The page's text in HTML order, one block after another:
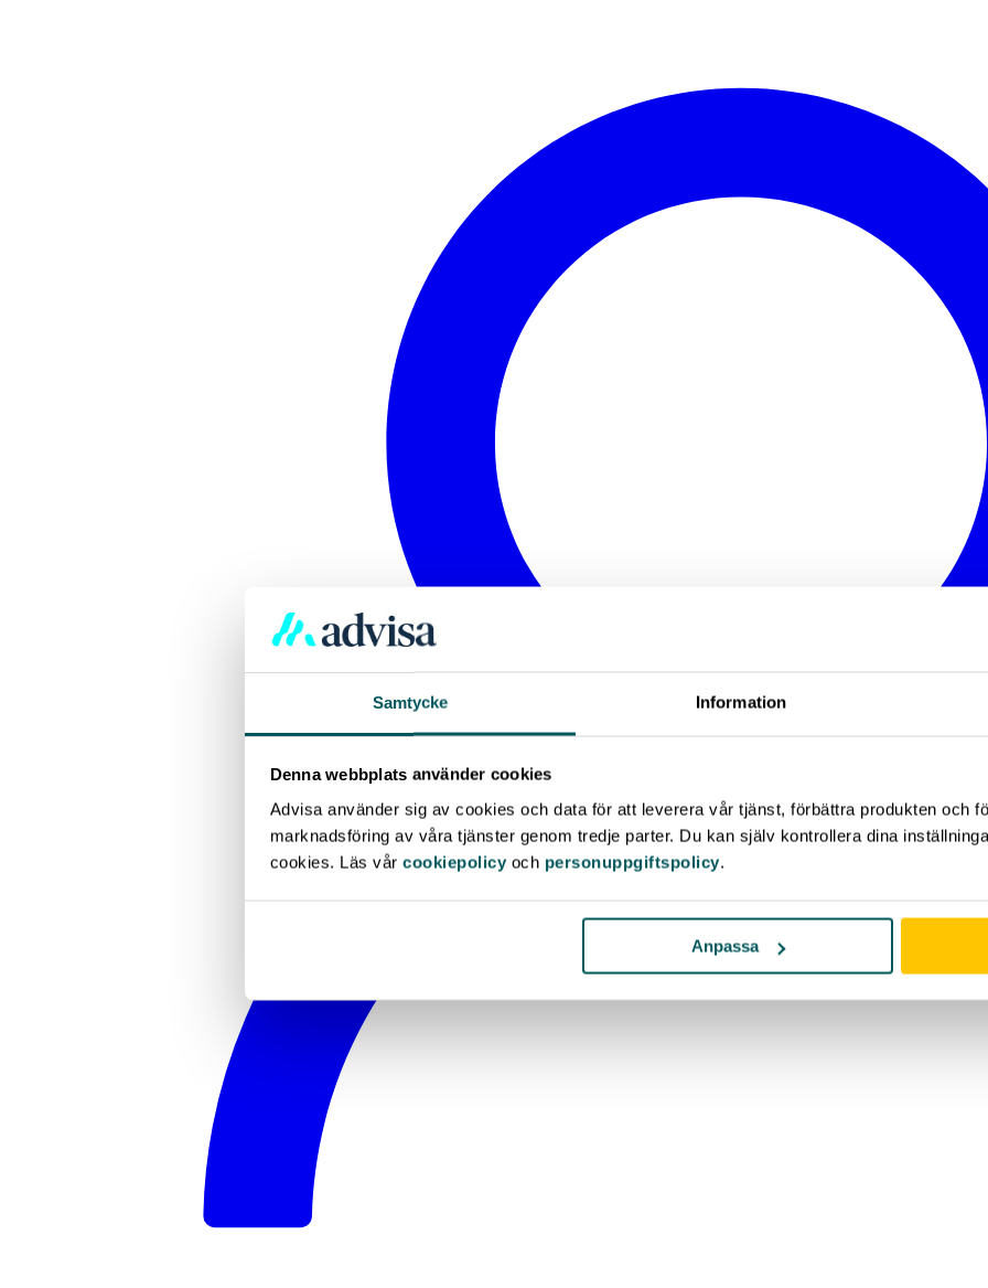
Samtycke Information
Denna webbplats använder cookies
Advisa använder sig av cookies och data för att leverera vår tjänst, förbättra produkten och
marknadsföring av våra tjänster genom tredje parter. Du kan själv kontrollera dina
cookies. Läs vår cookiepolicy och personuppgiftspolicy.
Anpassa